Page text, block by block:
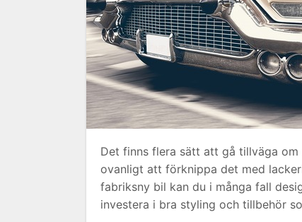
Det finns flera sätt att gå tillväga
ovanligt att förknippa det med
fabriksny bil kan du i många fall
investera i bra styling och tillbehör